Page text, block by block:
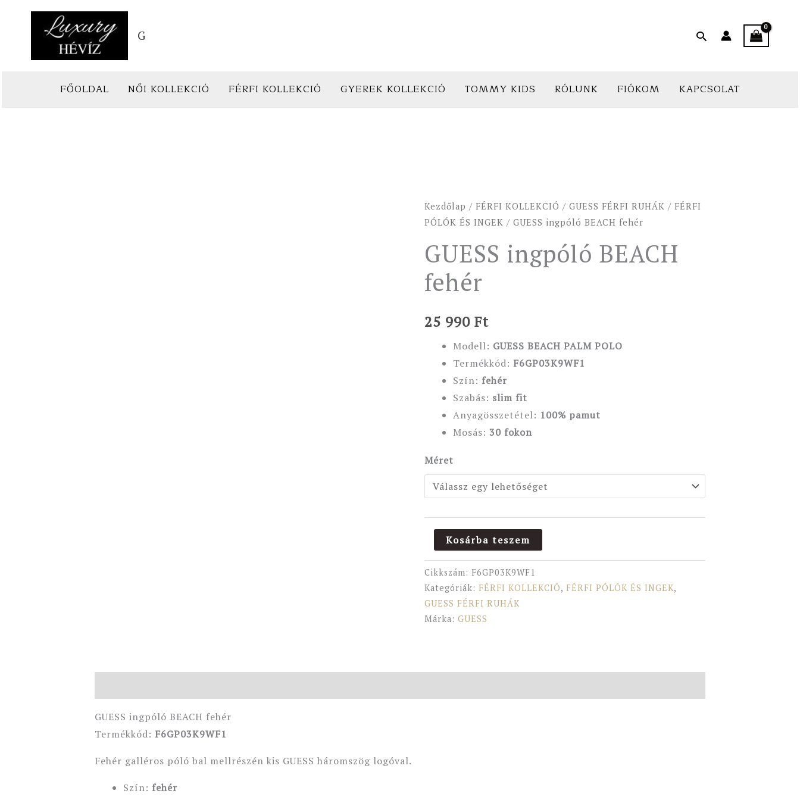
G Search
FŐOLDAL NŐI KOLLEKCIÓ FÉRFI KOLLEKCIÓ GYEREK KOLLEKCIÓ TOMMY KIDS RÓLUNK FIÓKOM KAPCSOLAT
Kezdőlap /FÉRFI KOLLEKCIÓ /GUESS FÉRFI RUHÁK /FÉRFI
PÓLÓK ÉS INGEK / GUESS ingpóló BEACH fehér
GUESS ingpóló BEACH
fehér
25 990Ft
Modell: GUESS BEACH PALM POLO
Termékkód: F6GP03K9WF1
Szín: fehér
Szabás: slim fit
Anyagösszetétel: 100% pamut
Mosás:30 fokon
Méret
GUESS
ingpóló
fehér
mennyiség
Kosárba teszem
Cikkszám: F6GP03K9WF1
Kategóriák: FÉRFI KOLLEKCIÓ, FÉRFI PÓLÓK ÉS INGEK,
GUESS FÉRFI RUHÁK
Márka:GUESS
GUESS ingpóló BEACH fehér
Termékkód: F6GP03K9WF1
Fehér galléros póló bal mellrészén kis GUESS háromszög logóval.
Szín: fehér